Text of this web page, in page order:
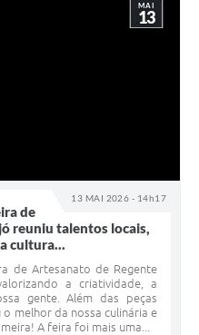
13 MAI 2026 - 14h17
MAI
13
de
reuniu talentos locais,
cultura...
de Artesanato de Regente
a criatividade, a
gente. Além das peças
melhor da nossa culinária e
A feira foi mais uma...